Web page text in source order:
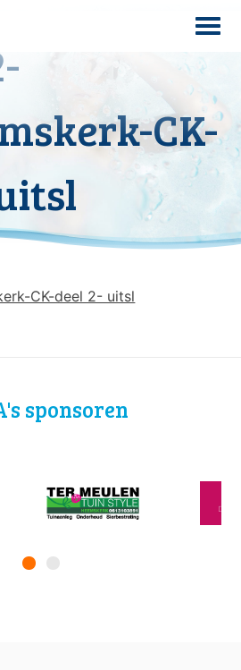
Search
CK-
CK-deel 2- uitsl
sponsoren